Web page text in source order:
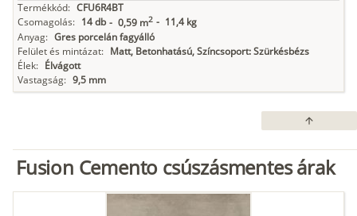
Termékkód: CFU6R4BT
Csomagolás: 14 db - 0,59 m2 - 11,4 kg
Anyag: Gres porcelán fagyálló
Felület és mintázat: Matt, Betonhatású, Színcsoport: Szürkésbézs
Élek: Élvágott
Vastagság: 9,5 mm
arrow_upward
Fusion Cemento csúszásmentes árak